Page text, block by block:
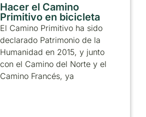
Hacer el Camino
Primitivo en bicicleta
El Camino Primitivo ha sido
declarado Patrimonio de la
Humanidad en 2015, y junto
con el Camino del Norte y el
Camino Francés, ya